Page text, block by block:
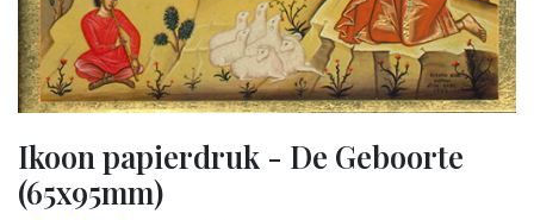
Ikoon papierdruk - De Geboorte
(65x95mm)